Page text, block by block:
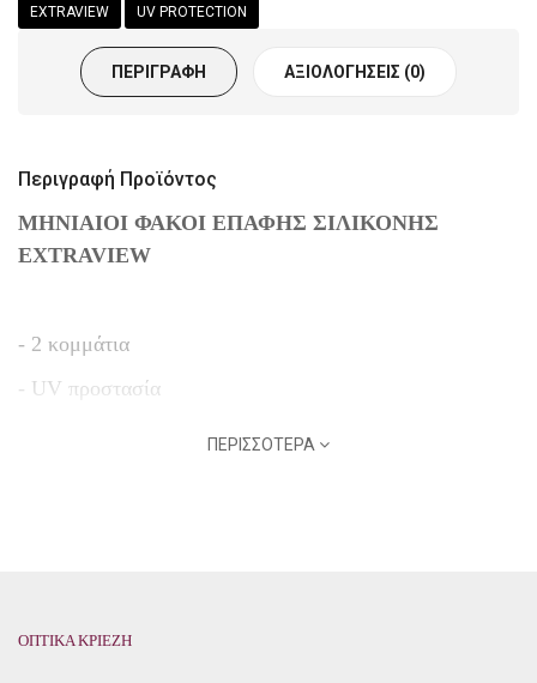
EXTRAVIEW UV PROTECTION
ΠΕΡΙΓΡΑΦΉ ΑΞΙΟΛΟΓΉΣΕΙΣ (0)
Περιγραφή Προϊόντος
ΜΗΝΙΑΙΟΙ ΦΑΚΟΙ ΕΠΑΦΗΣ ΣΙΛΙΚΟΝΗΣ
EXTRAVIEW
- 2 κομμάτια
- UV προστασία
ΠΕΡΙΣΣΌΤΕΡΑ
ΟΠΤΙΚΑ ΚΡΙΕΖΗ